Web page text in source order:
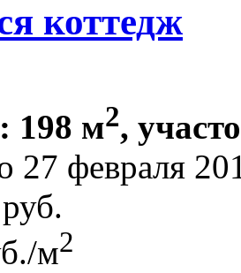
коттедж
198 м2,
27 февраля
руб.
м2